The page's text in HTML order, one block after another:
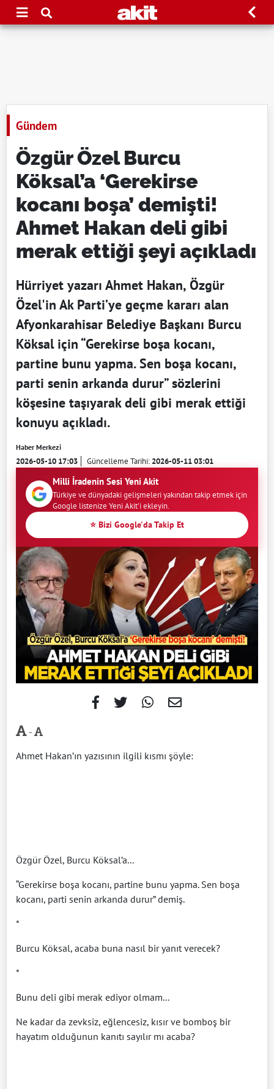
Gündem
Özgür Özel Burcu
Köksal’a ‘Gerekirse
kocanı boşa’ demişti!
Ahmet Hakan deli gibi
merak ettiği şeyi açıkladı
Hürriyet yazarı Ahmet Hakan, Özgür
Özel'in Ak Parti’ye geçme kararı alan
Afyonkarahisar Belediye Başkanı Burcu
Köksal için “Gerekirse boşa kocanı,
partine bunu yapma. Sen boşa kocanı,
parti senin arkanda durur” sözlerini
köşesine taşıyarak deli gibi merak ettiği
konuyu açıkladı.
Haber Merkezi
2026-05-10 17:03 Güncelleme Tarihi:2026-05-11 03:01
Milli İradenin Sesi Yeni Akit
Türkiye ve dünyadaki gelişmeleri yakından takip etmek için
Google listenize Yeni Akit'i ekleyin.
⭐ Bizi Google'da Takip Et
-
Ahmet Hakan’ın yazısının ilgili kısmı şöyle:
Özgür Özel, Burcu Köksal’a...
“Gerekirse boşa kocanı, partine bunu yapma. Sen boşa
kocanı, parti senin arkanda durur” demiş.
*
Burcu Köksal, acaba buna nasıl bir yanıt verecek?
*
Bunu deli gibi merak ediyor olmam...
Ne kadar da zevksiz, eğlencesiz, kısır ve bomboş bir
hayatım olduğunun kanıtı sayılır mı acaba?